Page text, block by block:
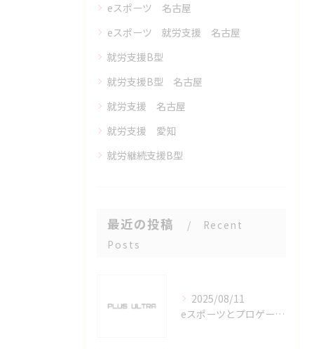
eスポーツ 名古屋
eスポーツ 就労支援 名古屋
就労支援B型
就労支援B型 名古屋
就労支援 名古屋
就労支援 愛知
就労継続支援B型
最近の投稿
Recent
Posts
2025/08/11
eスポーツとプロゲーマーを六番町駅で目指すための実践ガイド